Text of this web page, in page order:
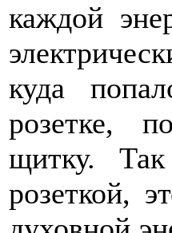
каждой
куда
розетке,
щитку.
розеткой,